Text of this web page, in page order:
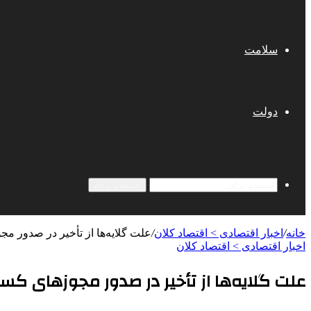
سلامت
دولت
خانه/ اخبار اقتصادی > اقتصاد كلان/علت گلایه‌ها از تأخیر در صدور
اخبار اقتصادی > اقتصاد كلان
علت گلایه‌ها از تأخیر در صدور مجوزهای